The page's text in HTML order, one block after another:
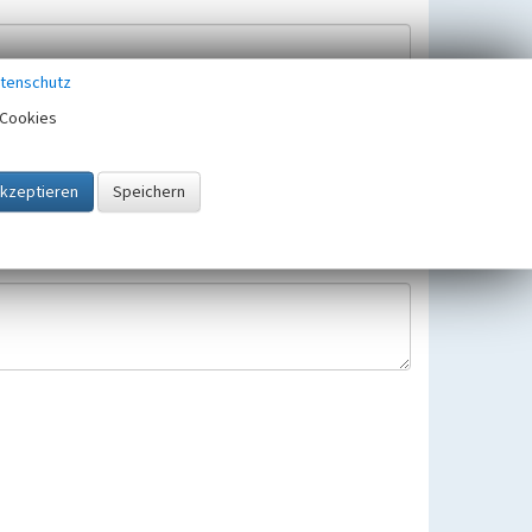
gespeichert und verwendet.
gültigen Europäischen